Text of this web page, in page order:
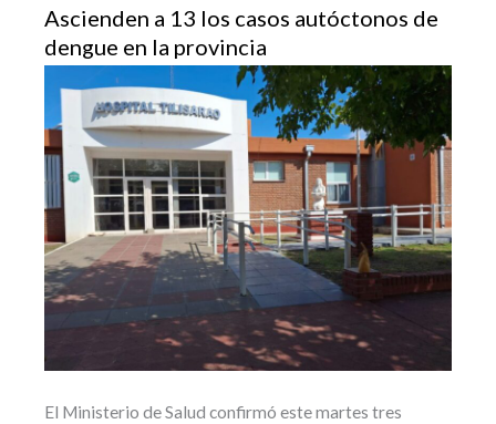
Ascienden a 13 los casos autóctonos de
dengue en la provincia
El Ministerio de Salud confirmó este martes tres